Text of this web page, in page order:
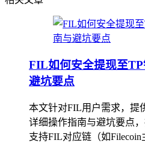
FIL如何安全提现至
避坑要点
本文针对FIL用户需求，提
详细操作指南与避坑要点
支持FIL对应链（如